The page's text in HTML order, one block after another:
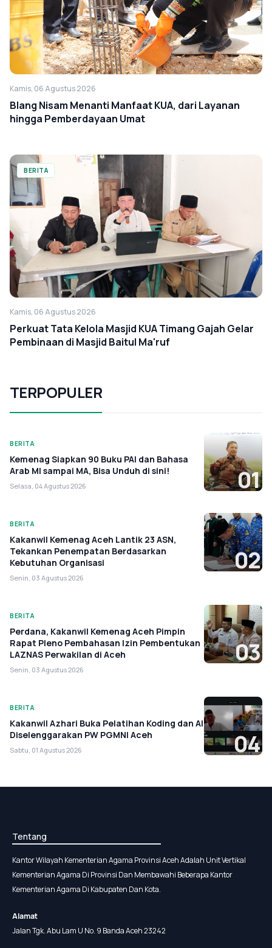
Kamis, 06 Agustus 2026
Blang Nisam Menanti Manfaat KUA, dari Layanan
hingga Pemberdayaan Umat
BERITA
Kamis, 06 Agustus 2026
Perkuat Tata Kelola Masjid KUA Timang Gajah Gelar
Pembinaan di Masjid Baitul Ma'ruf
TERPOPULER
BERITA
Kemenag Siapkan 90 Buku PAI dan Bahasa
Arab MI sampai MA, Bisa Unduh di sini!
Selasa, 04 Agustus 2026 01
BERITA
Kakanwil Kemenag Aceh Lantik 23 ASN,
Tekankan Penempatan Berdasarkan
Kebutuhan Organisasi
Senin, 03 Agustus 2026
02
BERITA
Perdana, Kakanwil Kemenag Aceh Pimpin
Rapat Pleno Pembahasan Izin Pembentukan
LAZNAS Perwakilan di Aceh
Senin, 03 Agustus 2026
03
BERITA
Kakanwil Azhari Buka Pelatihan Koding dan AI
Diselenggarakan PW PGMNI Aceh
Sabtu, 01 Agustus 2026 04
Tentang
Kantor Wilayah Kementerian Agama Provinsi Aceh Adalah Unit Vertikal
Kementerian Agama Di Provinsi Dan Membawahi Beberapa Kantor
Kementerian Agama Di Kabupaten Dan Kota.
Alamat
Jalan Tgk. Abu Lam U No. 9 Banda Aceh 23242